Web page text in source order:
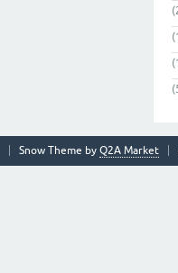
Snow Theme by Q2A Market